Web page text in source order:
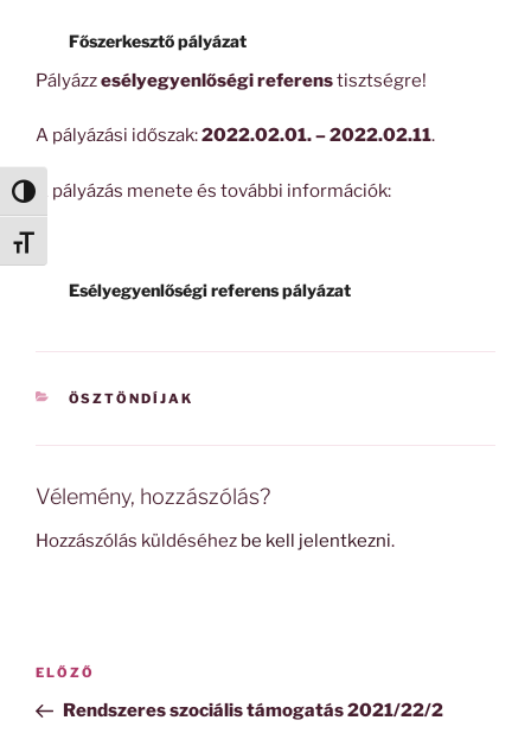
Nagy kontraszt váltása
Betűméret váltása
Főszerkesztő pályázat
Pályázzesélyegyenlőségi referenstisztségre!
A pályázási időszak:2022.02.01. – 2022.02.11.
A pályázás menete és további információk:
Esélyegyenlőségi referens pályázat
KATEGÓRIÁK
ÖSZTÖNDÍJAK
Vélemény, hozzászólás?
Hozzászólás küldéséhez be kell jelentkezni.
Bejegyzés
Korábbi
bejegyzés
ELŐZŐ
Rendszeres szociális támogatás 2021/22/2